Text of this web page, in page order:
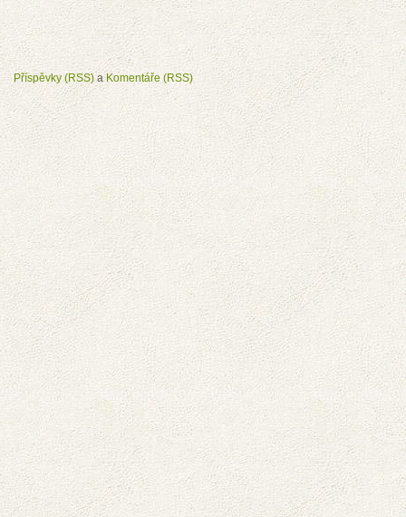
Příspěvky (RSS) aKomentáře (RSS)